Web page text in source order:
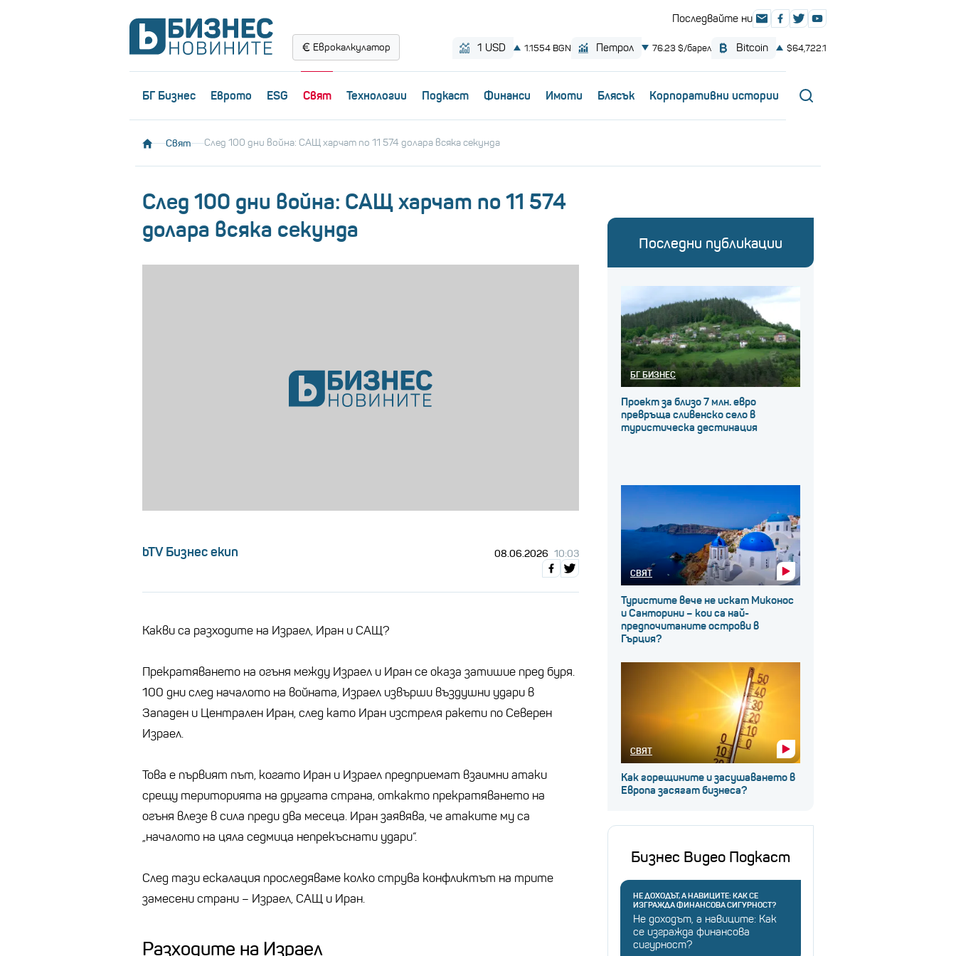
Еврокалкулатор
БГ Бизнес Еврото ESG Свят Технологии Пoдкаст Финанси Имоти Блясък Корпоративни истории
Свят След 100 дни война: САЩ харчат по 11 574 долара всяка секунда
След 100 дни война: САЩ харчат по 11 574
долара всяка секунда
bTV Бизнес екип 08.06.2026 10:03
Какви са разходите на Израел, Иран и САЩ?
Прекратяването на огъня между Израел и Иран се оказа затишие пред буря.
100 дни след началото на войната, Израел извърши въздушни удари в
Западен и Централен Иран, след като Иран изстреля ракети по Северен
Израел.
Това е първият път, когато Иран и Израел предприемат взаимни атаки
срещу територията на другата страна, откакто прекратяването на
огъня влезе в сила преди два месеца. Иран заявява, че атаките му са
„началото на цяла седмица непрекъснати удари“.
След тази ескалация проследяваме колко струва конфликтът на трите
замесени страни – Израел, САЩ и Иран.
Разходите на Израел
Последни публикации
БГ БИЗНЕС
Проект за близо 7 млн. евро
превръща сливенско село в
туристическа дестинация
СВЯТ
Туристите вече не искат Миконос
и Санторини – кои са най-
предпочитаните острови в
Гърция?
СВЯТ
Как горещините и засушаването в
Европа засягат бизнеса?
Бизнес Видео Подкаст
НЕ ДОХОДЪТ, А НАВИЦИТЕ: КАК СЕ
ИЗГРАЖДА ФИНАНСОВА СИГУРНОСТ?
Не доходът, а навиците: Как
се изгражда финансова
сигурност?